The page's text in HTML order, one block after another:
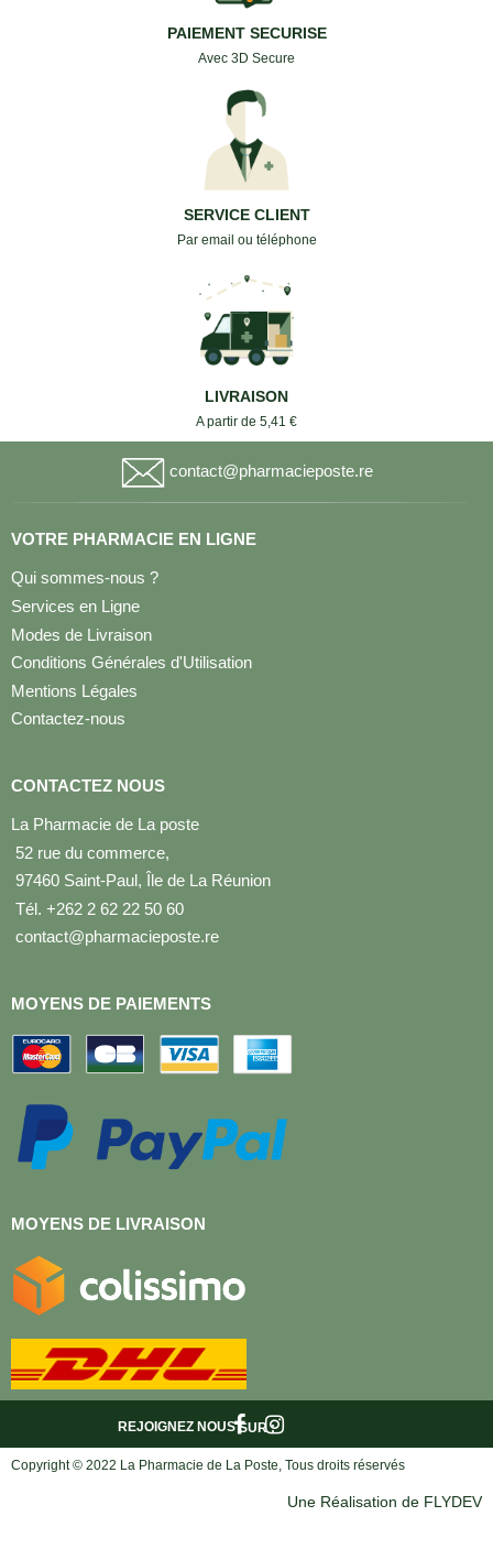
PAIEMENT SECURISE
Avec 3D Secure
SERVICE CLIENT
Par email ou téléphone
LIVRAISON
A partir de 5,41 €
contact@pharmacieposte.re
VOTRE PHARMACIE EN LIGNE
Qui sommes-nous ?
Services en Ligne
Modes de Livraison
Conditions Générales d'Utilisation
Mentions Légales
Contactez-nous
CONTACTEZ NOUS
La Pharmacie de La poste
52 rue du commerce,
97460 Saint-Paul, Île de La Réunion
Tél. +262 2 62 22 50 60
contact@pharmacieposte.re
MOYENS DE PAIEMENTS
MOYENS DE LIVRAISON
SUR :
REJOIGNEZ NOUS
Copyright © 2022 La Pharmacie de La Poste, Tous droits réservés
Une Réalisation de FLYDEV